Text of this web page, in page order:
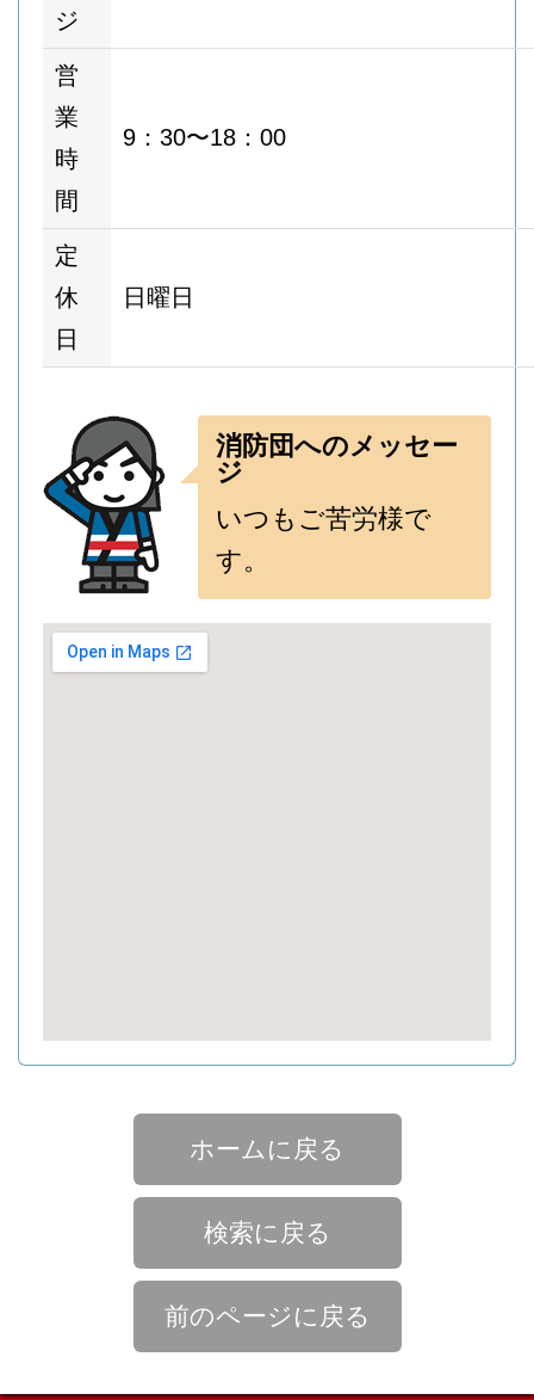
ジ
営
業
時
間
9：30〜18：00
定
休
日
日曜日
消防団へのメッセー
ジ
いつもご苦労様で
す。
ホームに戻る
検索に戻る
前のページに戻る